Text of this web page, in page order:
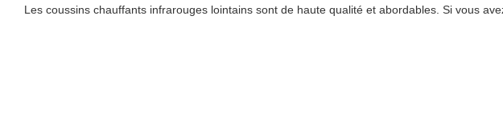
Les coussins chauffants infrarouges lointains sont de haute qualité et abordables. Si vous